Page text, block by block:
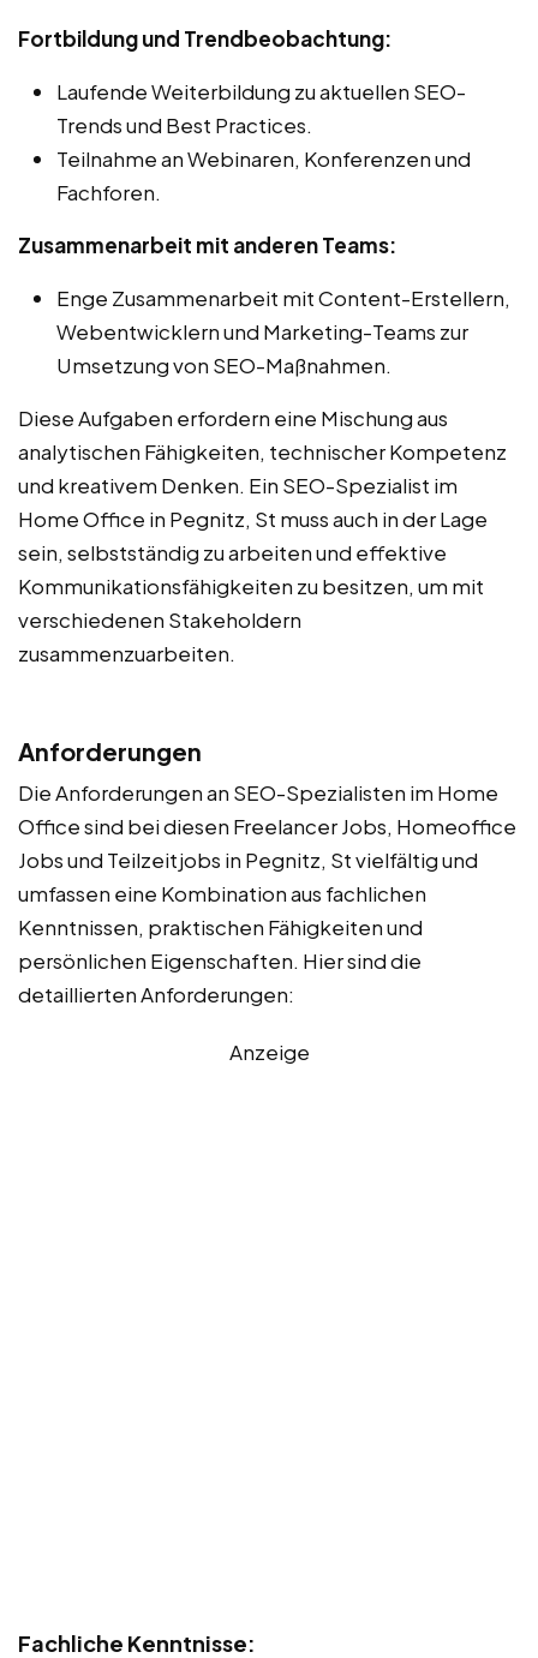
Fortbildung und Trendbeobachtung:
Laufende Weiterbildung zu aktuellen SEO-
Trends und Best Practices.
Teilnahme an Webinaren, Konferenzen und
Fachforen.
Zusammenarbeit mit anderen Teams:
Enge Zusammenarbeit mit Content-Erstellern,
Webentwicklern und Marketing-Teams zur
Umsetzung von SEO-Maßnahmen.
Diese Aufgaben erfordern eine Mischung aus
analytischen Fähigkeiten, technischer Kompetenz
und kreativem Denken. Ein SEO-Spezialist im
Home Office in Pegnitz, St muss auch in der Lage
sein, selbstständig zu arbeiten und effektive
Kommunikationsfähigkeiten zu besitzen, um mit
verschiedenen Stakeholdern
zusammenzuarbeiten.
Anforderungen
Die Anforderungen an SEO-Spezialisten im Home
Office sind bei diesen Freelancer Jobs, Homeoffice
Jobs und Teilzeitjobs in Pegnitz, St vielfältig und
umfassen eine Kombination aus fachlichen
Kenntnissen, praktischen Fähigkeiten und
persönlichen Eigenschaften. Hier sind die
detaillierten Anforderungen:
Anzeige
Fachliche Kenntnisse: